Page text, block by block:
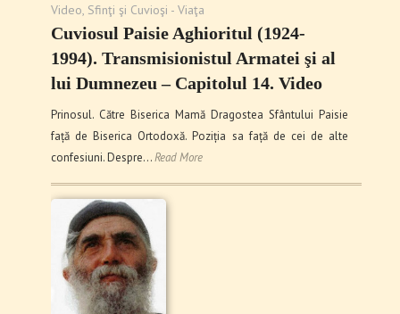
Video, Sfinţi şi Cuvioşi - Viaţa
Cuviosul Paisie Aghioritul (1924-
1994). Transmisionistul Armatei şi al
lui Dumnezeu – Capitolul 14. Video
Prinosul. Către Biserica Mamă Dragostea Sfântului Paisie
față de Biserica Ortodoxă. Poziția sa față de cei de alte
confesiuni. Despre…Read More